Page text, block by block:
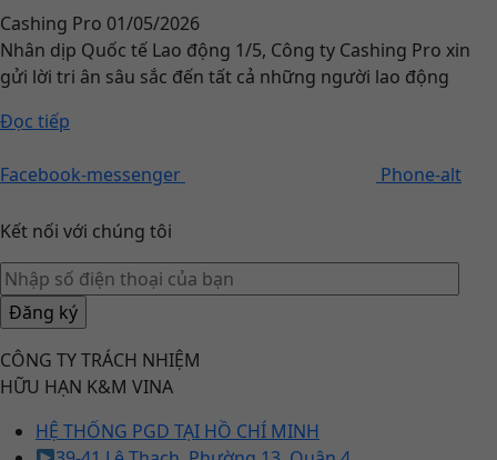
Cashing Pro 01/05/2026
Nhân dịp Quốc tế Lao động 1/5, Công ty Cashing Pro xin
gửi lời tri ân sâu sắc đến tất cả những người lao động
Đọc tiếp
Facebook-messenger Phone-alt
Kết nối với chúng tôi
CÔNG TY TRÁCH NHIỆM
HỮU HẠN K&M VINA
HỆ THỐNG PGD TẠI HỒ CHÍ MINH